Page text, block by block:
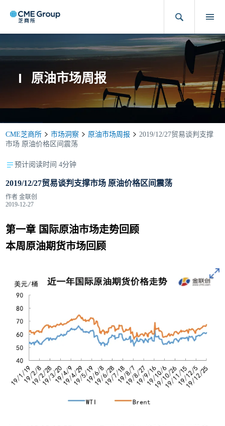
原油市场周报
CME芝商所 市场洞察 原油市场周报
2019/12/27贸易谈判支撑
市场 原油价格区间震荡
预计阅读时间 4分钟
2019/12/27贸易谈判支撑市场 原油价格区间震荡
作者金联创
2019-12-27
第一章 国际原油市场走势回顾
本周原油期货市场回顾